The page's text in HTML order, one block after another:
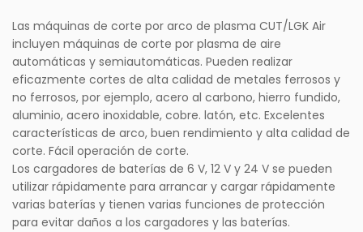
Las máquinas de corte por arco de plasma CUT/LGK Air
incluyen máquinas de corte por plasma de aire
automáticas y semiautomáticas. Pueden realizar
eficazmente cortes de alta calidad de metales ferrosos y
no ferrosos, por ejemplo, acero al carbono, hierro fundido,
aluminio, acero inoxidable, cobre. latón, etc. Excelentes
características de arco, buen rendimiento y alta calidad de
corte. Fácil operación de corte.
Los cargadores de baterías de 6 V, 12 V y 24 V se pueden
utilizar rápidamente para arrancar y cargar rápidamente
varias baterías y tienen varias funciones de protección
para evitar daños a los cargadores y las baterías.